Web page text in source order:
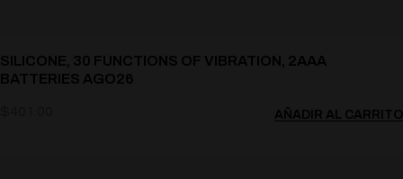
SILICONE, 30 FUNCTIONS OF VIBRATION, 2AAA
BATTERIES AGO26
AÑADIR AL CARRITO